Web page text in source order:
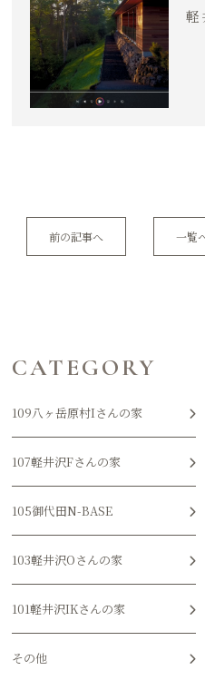
軽
前の記事へ 一覧
CATEGORY
109八ヶ岳原村Iさんの家
107軽井沢Fさんの家
105御代田N-BASE
103軽井沢Oさんの家
101軽井沢IKさんの家
その他